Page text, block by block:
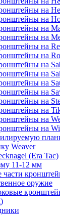
на
на
на
на
на
на
на
на
на
на
на
на
на
на
Weaver
(Era Tac)
11-12 мм
оружие